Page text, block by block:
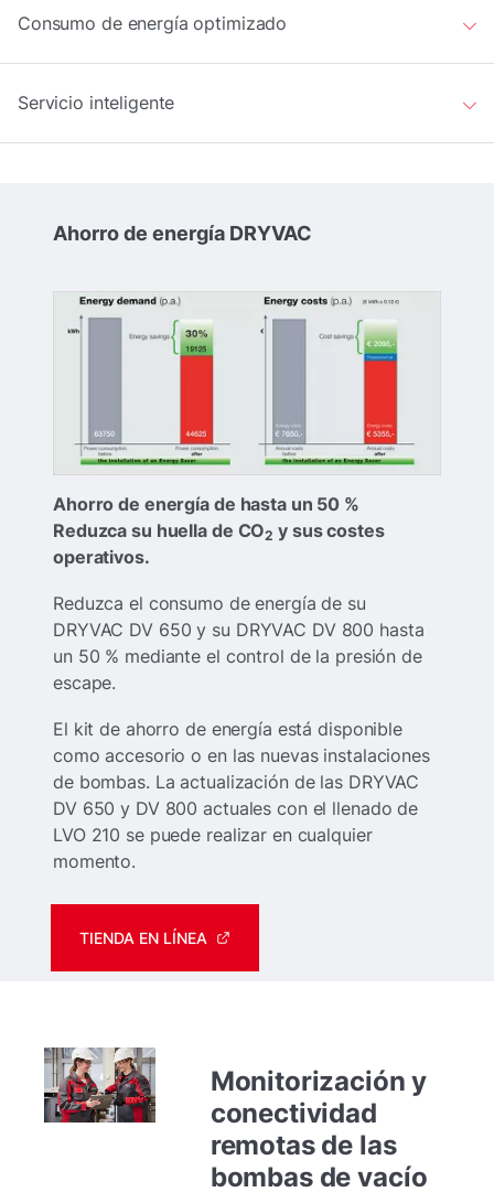
Consumo de energía optimizado
Servicio inteligente
Ahorro de energía DRYVAC
Ahorro de energía de hasta un 50 %
Reduzca su huella de CO2 y sus costes
operativos.
Reduzca el consumo de energía de su
DRYVAC DV 650 y su DRYVAC DV 800 hasta
un 50 % mediante el control de la presión de
escape.
El kit de ahorro de energía está disponible
como accesorio o en las nuevas instalaciones
de bombas. La actualización de las DRYVAC
DV 650 y DV 800 actuales con el llenado de
LVO 210 se puede realizar en cualquier
momento.
TIENDA EN LÍNEA
Monitorización y
conectividad
remotas de las
bombas de vacío